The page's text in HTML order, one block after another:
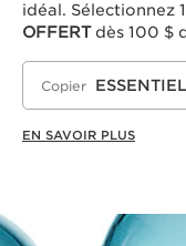
idéal. Sélectionnez
OFFERTdès 100 $
Copier
EN SAVOIR PLUS